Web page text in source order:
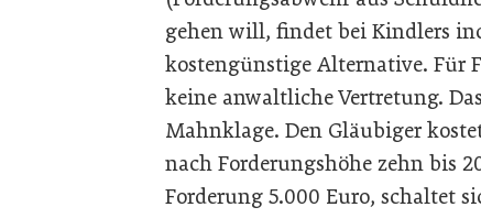
gehen will, findet bei Kindlers
kostengünstige Alternative. Für
keine anwaltliche Vertretung.
Mahnklage. Den Gläubiger
nach Forderungshöhe zehn bis
Forderung 5.000 Euro, schaltet